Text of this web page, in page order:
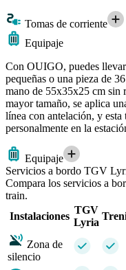
Tomas de corriente
Equipaje
Con OUIGO, puedes
pequeñas o una pieza de
mano de 55x35x25 cm sin
mayor tamaño, se aplica
línea con antelación, y esta
personalmente en la
Equipaje
Servicios a bordo TGV
Compara los servicios a
train.
Instalaciones
TGV
Lyria
Zona de
silencio